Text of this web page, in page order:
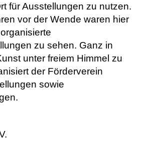
für Ausstellungen zu nutzen.
vor der Wende waren hier
zu sehen. Ganz in
unter freiem Himmel zu
der Förderverein
sowie